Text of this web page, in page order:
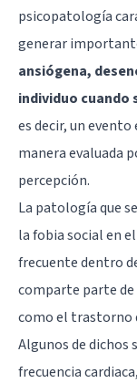
psicopatología
generar
ansiógena,
individuo cuando
es decir, un
manera evaluada
percepción.
La patología que
la fobia social en
frecuente dentro
comparte parte
como el trastorno
Algunos de dichos
frecuencia